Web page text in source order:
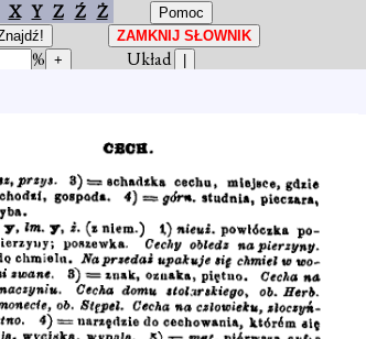
X Y Z Ź Ż
%
Układ